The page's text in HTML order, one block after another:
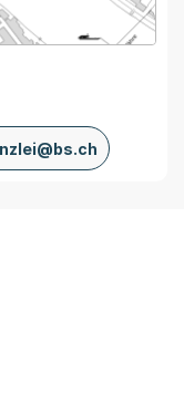
von MapBS.
Link, wird in einem